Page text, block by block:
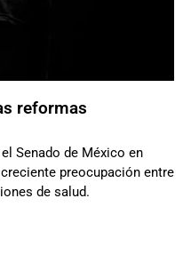
reformas
Senado de México en
preocupación entre
de salud.